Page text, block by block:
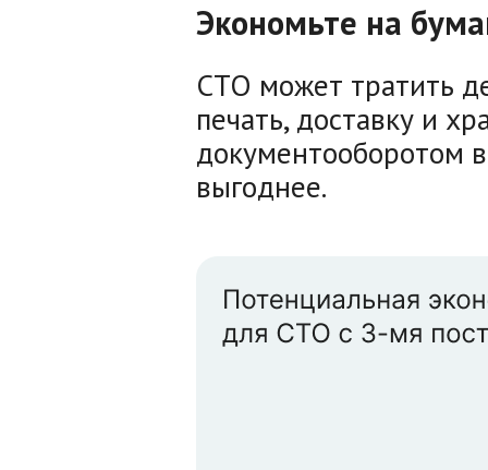
Экономьте на
СТО может тратить
печать, доставку и
документооборотом
выгоднее.